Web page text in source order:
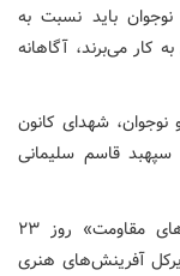
باید نسبت به
کار می‌برند، آگاهانه
شهدای کانون
قاسم سلیمانی
آیین اختتامیه سومین مهرواره ملی ادبی «بچه‌های مقاومت» روز ۲۳
مدیرکل آفرینش‌های هنری